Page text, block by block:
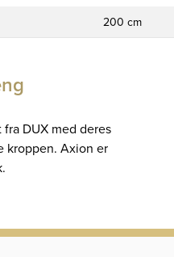
200 cm
DUX med deres
kroppen. Axion er